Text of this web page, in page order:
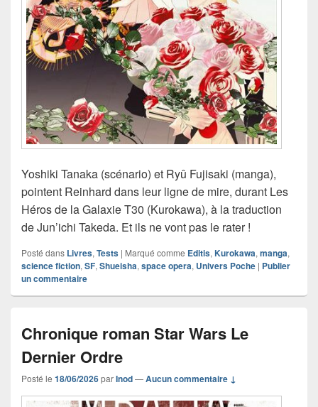
Yoshiki Tanaka (scénario) et Ryû Fujisaki (manga),
pointent Reinhard dans leur ligne de mire, durant Les
Héros de la Galaxie T30 (Kurokawa), à la traduction
de Jun’ichi Takeda. Et ils ne vont pas le rater !
Posté dans Livres, Tests | Marqué comme Editis, Kurokawa, manga,
science fiction, SF, Shueisha, space opera, Univers Poche | Publier
un commentaire
Chronique roman Star Wars Le
Dernier Ordre
Posté le 18/06/2026parInod—Aucun commentaire ↓